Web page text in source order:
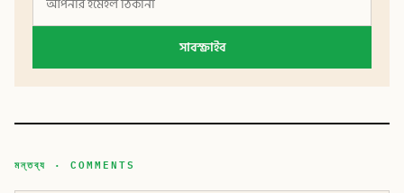
সাবস্ক্রাইব
মন্তব্য · COMMENTS